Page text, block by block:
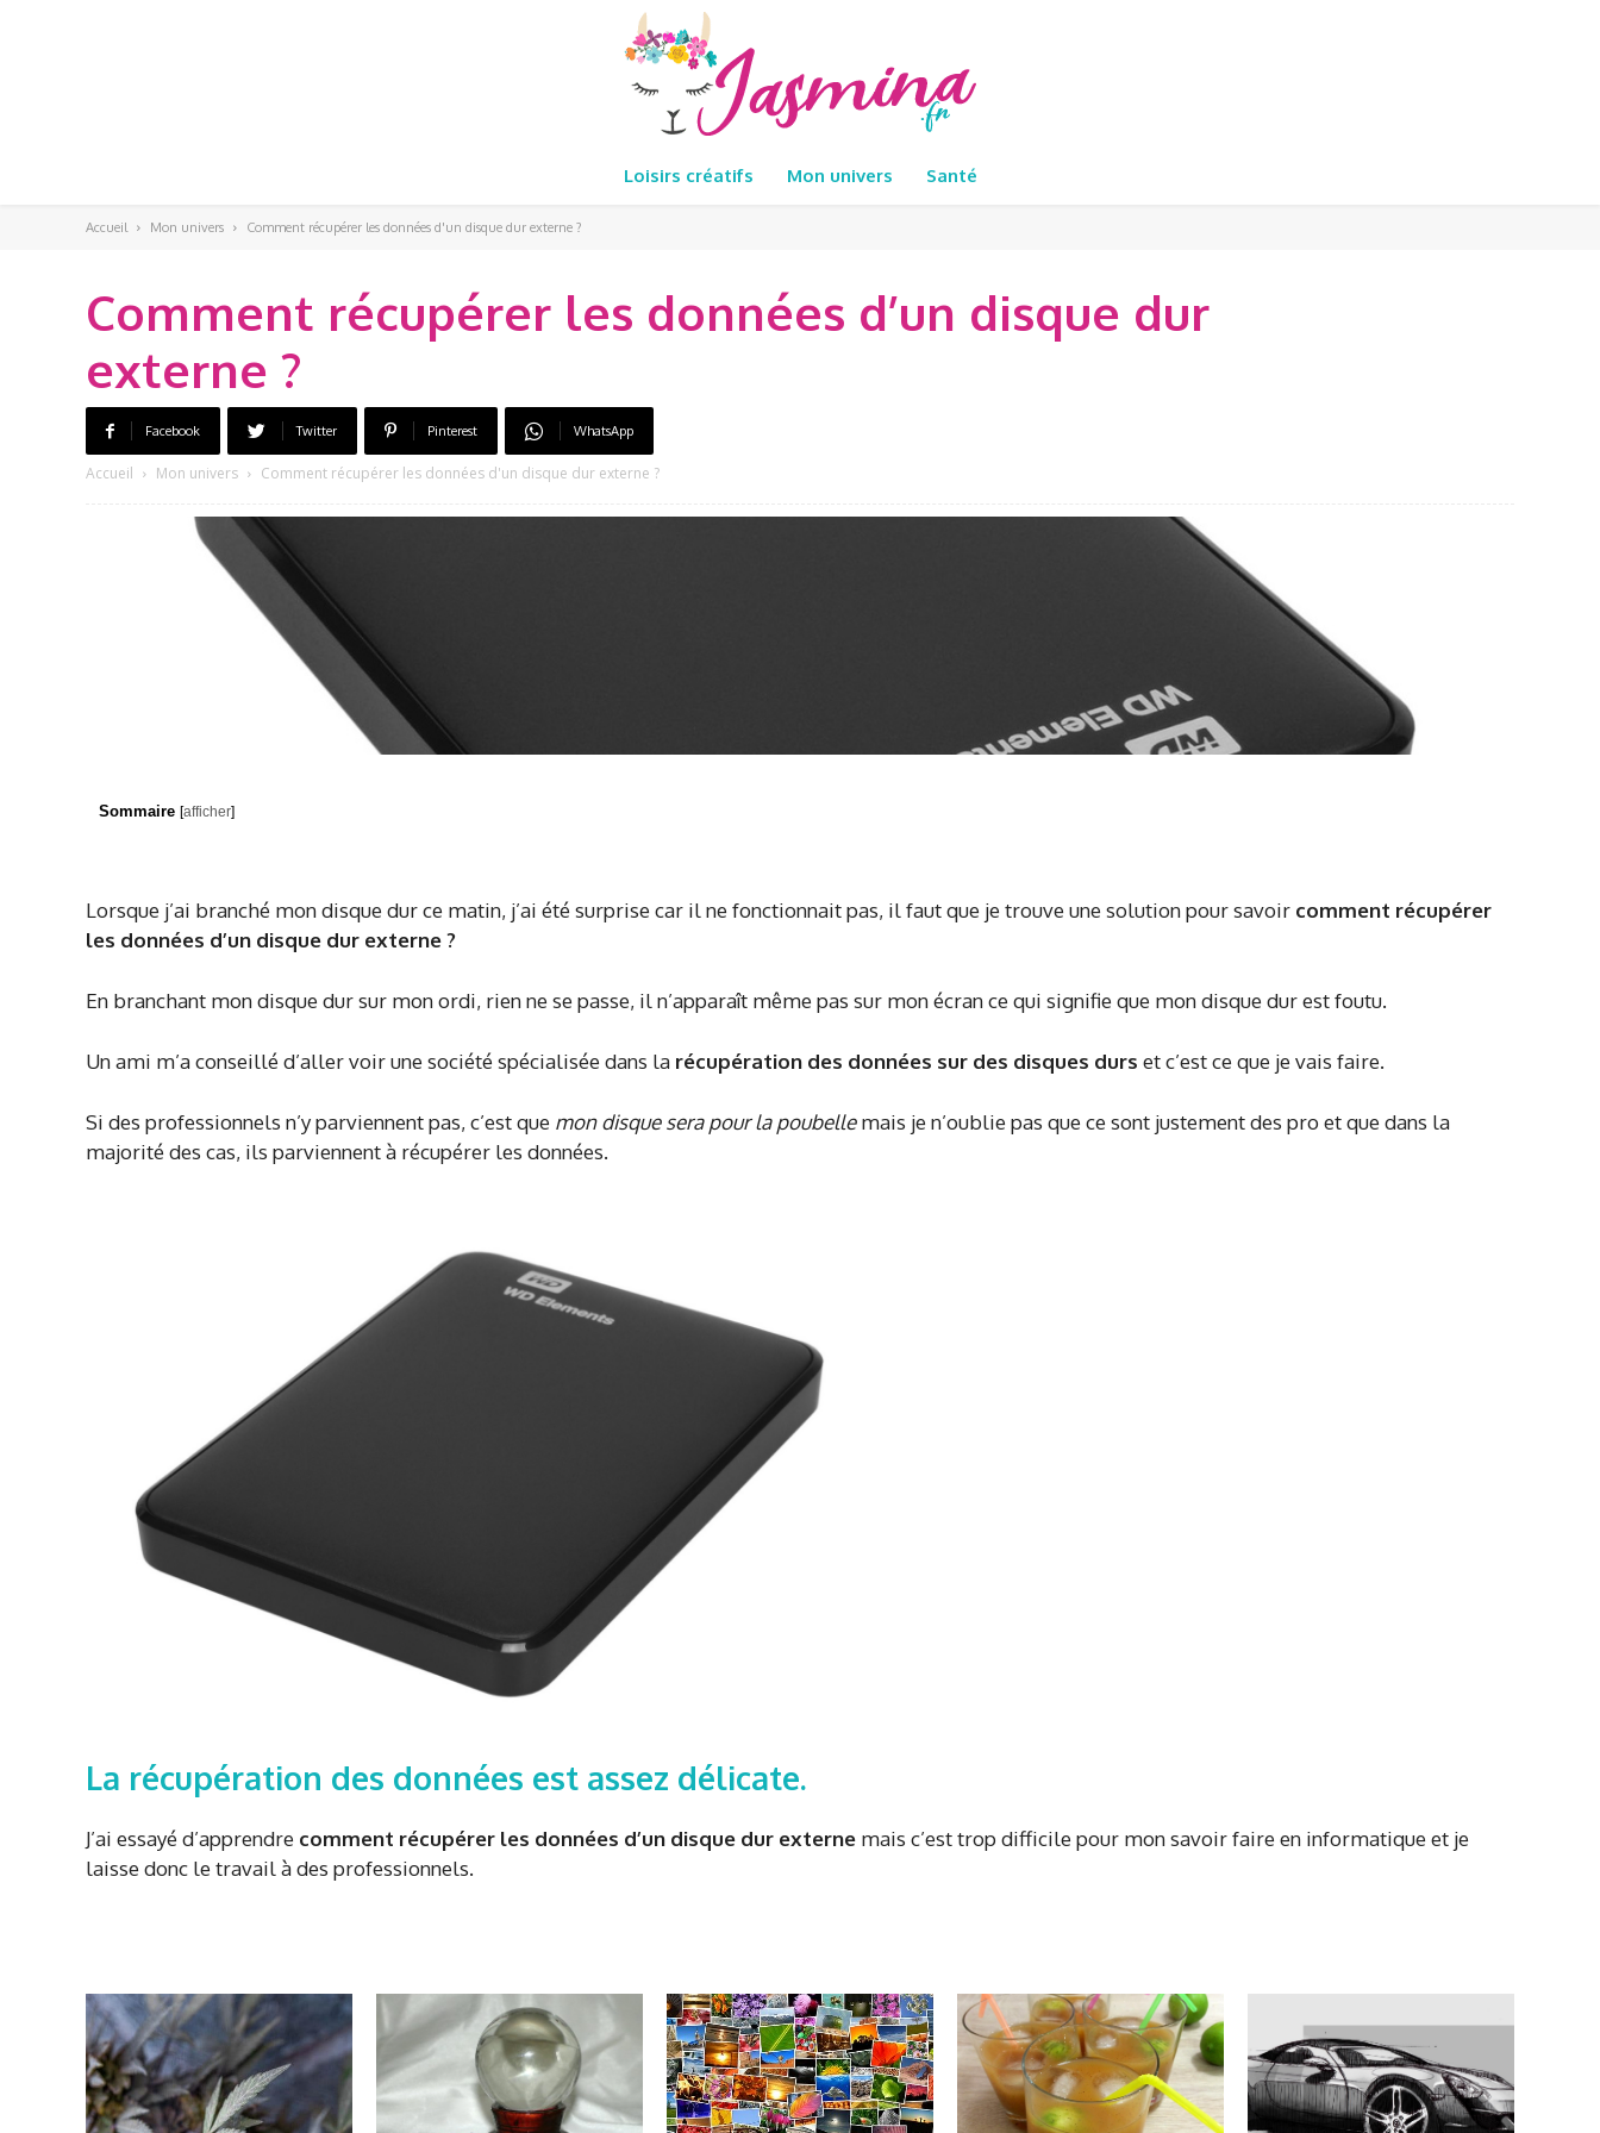
Loisirs créatifs Mon univers Santé
Accueil Mon univers Comment récupérer les données d'un disque dur externe ?
Comment récupérer les données d’un disque dur
externe ?
Facebook Twitter Pinterest WhatsApp
Accueil Mon univers Comment récupérer les données d'un disque dur externe ?
Sommaire [afficher]
Lorsque j’ai branché mon disque dur ce matin, j’ai été surprise car il ne fonctionnait pas, il faut que je trouve une solution pour savoir comment récupérer
les données d’un disque dur externe ?
En branchant mon disque dur sur mon ordi, rien ne se passe, il n’apparaît même pas sur mon écran ce qui signifie que mon disque dur est foutu.
Un ami m’a conseillé d’aller voir une société spécialisée dans la récupération des données sur des disques durs et c’est ce que je vais faire.
Si des professionnels n’y parviennent pas, c’est que mon disque sera pour la poubellemais je n’oublie pas que ce sont justement des pro et que dans la
majorité des cas, ils parviennent à récupérer les données.
La récupération des données est assez délicate.
J’ai essayé d’apprendre comment récupérer les données d’un disque dur externe mais c’est trop difficile pour mon savoir faire en informatique et je
laisse donc le travail à des professionnels.